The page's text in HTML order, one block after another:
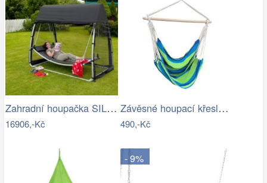
Zahradní houpačka SILASS - GD
16906,-Kč
Závěsné houpací křeslo Cozyz pásek modrá
490,-Kč
- 9%